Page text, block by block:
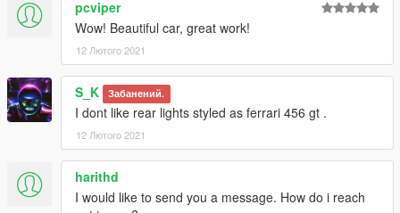
pcviper
Wow! Beautiful car, great work!
12 Лютого 2021
S_K Забанений.
I dont like rear lights styled as ferrari 456 gt .
12 Лютого 2021
harithd
I would like to send you a message. How do i reach